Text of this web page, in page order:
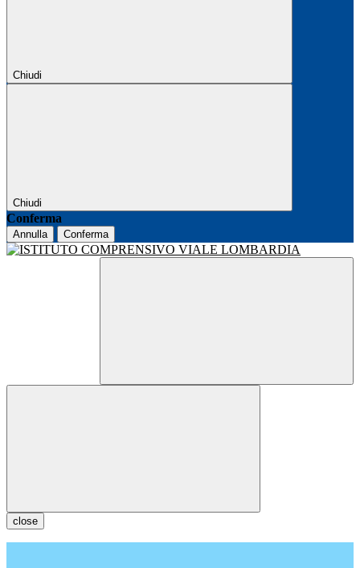
Chiudi
Chiudi
Conferma
Annulla Conferma
close